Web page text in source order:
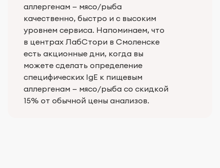
аллергенам — мясо/рыба
качественно, быстро и с высоким
уровнем сервиса. Напоминаем, что
в центрах ЛабСтори в Смоленске
есть акционные дни, когда вы
можете сделать определение
специфических IgE к пищевым
аллергенам — мясо/рыба со скидкой
15% от обычной цены анализов.